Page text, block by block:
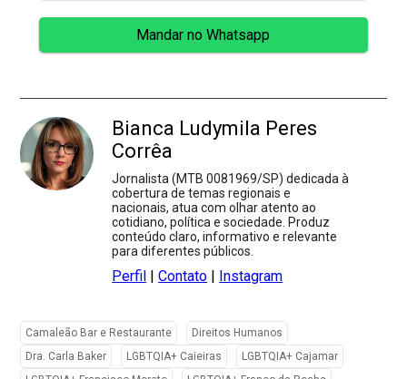
Mandar no Whatsapp
Bianca Ludymila Peres
Corrêa
Jornalista (MTB 0081969/SP) dedicada à
cobertura de temas regionais e
nacionais, atua com olhar atento ao
cotidiano, política e sociedade. Produz
conteúdo claro, informativo e relevante
para diferentes públicos.
Perfil |Contato Instagram
Camaleão Bar e Restaurante
Direitos Humanos
Dra. Carla Baker
LGBTQIA+ Caieiras
LGBTQIA+ Cajamar